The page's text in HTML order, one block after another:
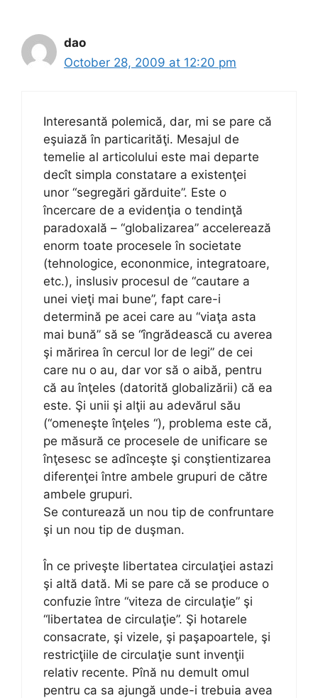
dao
October 28, 2009 at 12:20 pm
Interesantă polemică, dar, mi se pare că
eşuiază în particarităţi. Mesajul de
temelie al articolului este mai departe
decît simpla constatare a existenţei
unor “segregări gărduite”. Este o
încercare de a evidenţia o tendinţă
paradoxală – “globalizarea” accelerează
enorm toate procesele în societate
(tehnologice, econonmice, integratoare,
etc.), inslusiv procesul de “cautare a
unei vieţi mai bune”, fapt care-i
determină pe acei care au “viaţa asta
mai bună” să se “îngrădească cu averea
şi mărirea în cercul lor de legi” de cei
care nu o au, dar vor să o aibă, pentru
că au înţeles (datorită globalizării) că ea
este. Şi unii şi alţii au adevărul său
(“omeneşte înţeles “), problema este că,
pe măsură ce procesele de unificare se
înţesesc se adînceşte şi conştientizarea
diferenţei între ambele grupuri de către
ambele grupuri.
Se conturează un nou tip de confruntare
şi un nou tip de duşman.
În ce priveşte libertatea circulaţiei astazi
şi altă dată. Mi se pare că se produce o
confuzie între “viteza de circulaţie” şi
“libertatea de circulaţie”. Şi hotarele
consacrate, şi vizele, şi paşapoartele, şi
restricţiile de circulaţie sunt invenţii
relativ recente. Pînă nu demult omul
pentru ca sa ajungă unde-i trebuia avea